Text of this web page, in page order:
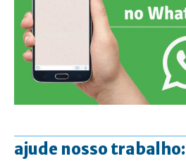
ajude nosso trabalho: